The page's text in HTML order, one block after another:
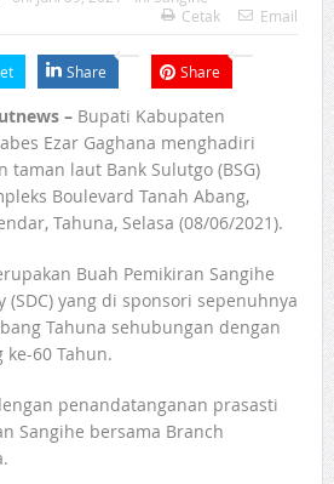
Cetak Email
Share Share
– Bupati Kabupaten
Ezar Gaghana menghadiri
taman laut Bank Sulutgo (BSG)
Boulevard Tanah Abang,
Tahuna, Selasa (08/06/2021).
Buah Pemikiran Sangihe
(SDC) yang di sponsori sepenuhnya
Tahuna sehubungan dengan
ke-60 Tahun.
penandatanganan prasasti
Sangihe bersama Branch